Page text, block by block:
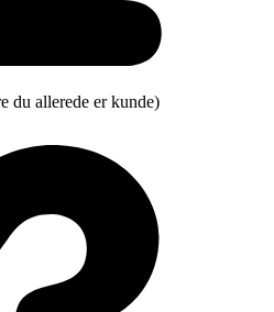
du allerede er kunde)